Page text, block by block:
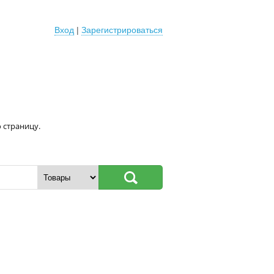
Вход | Зарегистрироваться